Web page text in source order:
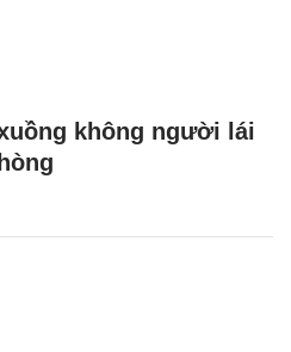
không người lái